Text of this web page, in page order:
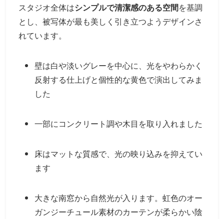
スタジオ全体はシンプルで清潔感のある空間を基調
とし、被写体が最も美しく引き立つようデザインさ
れています。
壁は白や淡いグレーを中心に、光をやわらかく
反射する仕上げと個性的な黄色で演出してみま
した
一部にコンクリート調や木目を取り入れました
床はマットな質感で、光の映り込みを抑えてい
ます
大きな南窓から自然光が入ります。虹色のオー
ガンジーチュール素材のカーテンが柔らかい陰